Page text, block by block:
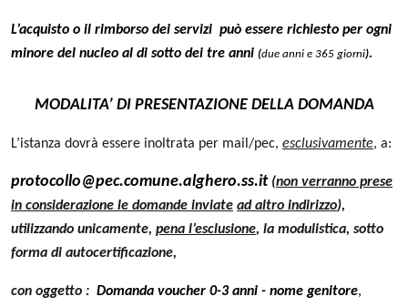
L’acquisto o il rimborso dei servizi può essere richiesto per ogni
minore del nucleo al di sotto dei tre anni (due anni e 365 giorni).
MODALITA’ DI PRESENTAZIONE DELLA DOMANDA
L’istanza dovrà essere inoltrata per mail/pec, esclusivamente, a:
protocollo@pec.comune.alghero.ss.it (non verranno prese
in considerazione le domande inviate ad altro indirizzo),
utilizzando unicamente, pena l’esclusione, la modulistica, sotto
forma di autocertificazione,
con oggetto : Domanda voucher 0-3 anni - nome genitore,